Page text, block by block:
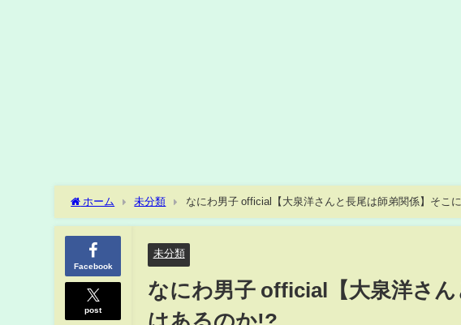
ホーム 未分類 なにわ男子 official【大泉洋さんと長尾は師弟関係】そこ
Facebook
post
未分類
なにわ男子 official【大泉洋さ
はあるのか!?